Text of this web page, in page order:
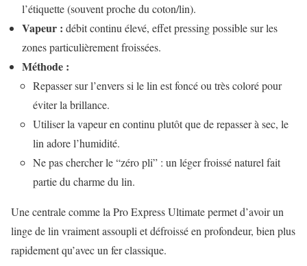
l’étiquette (souvent proche du coton/lin).
Vapeur : débit continu élevé, effet pressing possible sur les
zones particulièrement froissées.
Méthode :
Repasser sur l’envers si le lin est foncé ou très coloré pour
éviter la brillance.
Utiliser la vapeur en continu plutôt que de repasser à sec, le
lin adore l’humidité.
Ne pas chercher le “zéro pli” : un léger froissé naturel fait
partie du charme du lin.
Une centrale comme la Pro Express Ultimate permet d’avoir un
linge de lin vraiment assoupli et défroissé en profondeur, bien plus
rapidement qu’avec un fer classique.